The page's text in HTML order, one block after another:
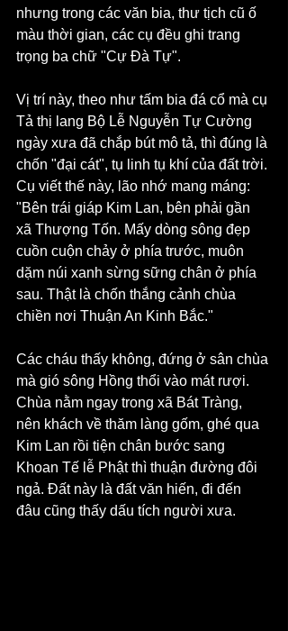
nhưng trong các văn bia, thư tịch cũ ố
màu thời gian, các cụ đều ghi trang
trọng ba chữ "Cự Đà Tự".
Vị trí này, theo như tấm bia đá cổ mà cụ
Tả thị lang Bộ Lễ Nguyễn Tự Cường
ngày xưa đã chắp bút mô tả, thì đúng là
chốn "đại cát", tụ linh tụ khí của đất trời.
Cụ viết thế này, lão nhớ mang máng:
"Bên trái giáp Kim Lan, bên phải gần
xã Thượng Tốn. Mấy dòng sông đẹp
cuồn cuộn chảy ở phía trước, muôn
dặm núi xanh sừng sững chân ở phía
sau. Thật là chốn thắng cảnh chùa
chiền nơi Thuận An Kinh Bắc."
Các cháu thấy không, đứng ở sân chùa
mà gió sông Hồng thổi vào mát rượi.
Chùa nằm ngay trong xã Bát Tràng,
nên khách về thăm làng gốm, ghé qua
Kim Lan rồi tiện chân bước sang
Khoan Tế lễ Phật thì thuận đường đôi
ngả. Đất này là đất văn hiến, đi đến
đâu cũng thấy dấu tích người xưa.